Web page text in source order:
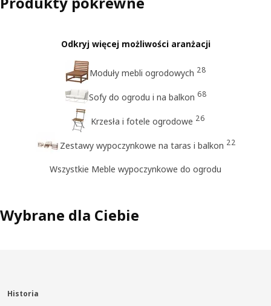
Odkryj więcej możliwości aranżacji
Moduły mebli ogrodowych 28
Sofy do ogrodu i na balkon 68
Krzesła i fotele ogrodowe 26
Zestawy wypoczynkowe na taras i balkon 22
Wszystkie Meble wypoczynkowe do ogrodu
Wybrane dla Ciebie
Historia